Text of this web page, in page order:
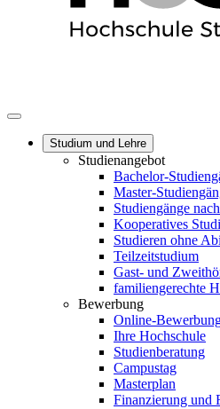
Studium und Lehre
Studienangebot
Bachelor-
Master-
Studiengänge
Kooperatives
Studieren ohne
Teilzeitstudium
Gast- und
familiengerechte
Bewerbung
Online-
Ihre Hochschule
Studienberatung
Campustag
Masterplan
Finanzierung und